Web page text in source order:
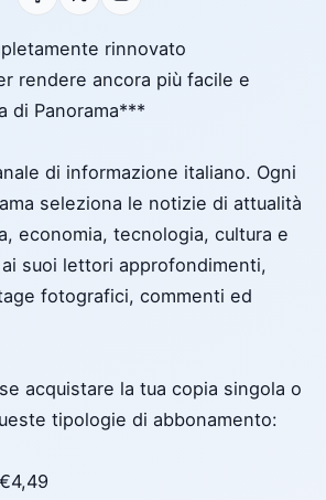
rinnovato
rendere ancora più facile e
di Panorama***
di informazione italiano. Ogni
seleziona le notizie di attualità
economia, tecnologia, cultura e
suoi lettori approfondimenti,
fotografici, commenti ed
acquistare la tua copia singola o
tipologie di abbonamento: